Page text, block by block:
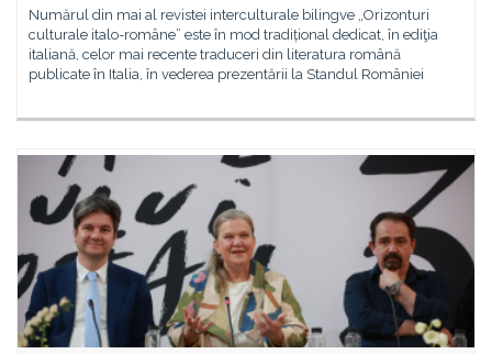
Numărul din mai al revistei interculturale bilingve „Orizonturi
culturale italo-române” este în mod tradițional dedicat, în ediţia
italiană, celor mai recente traduceri din literatura română
publicate în Italia, în vederea prezentării la Standul României